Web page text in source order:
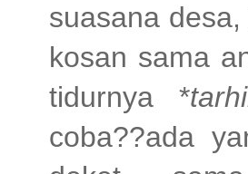
suasana
kosan sama
tidurnya *
coba??ada